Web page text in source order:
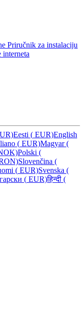
Priručnik za instalaciju
interneta
Eesti ( EUR)English
( EUR)Magyar(
Polski (
Slovenčina (
( EUR)Svenska (
( EUR)हिन्दी (